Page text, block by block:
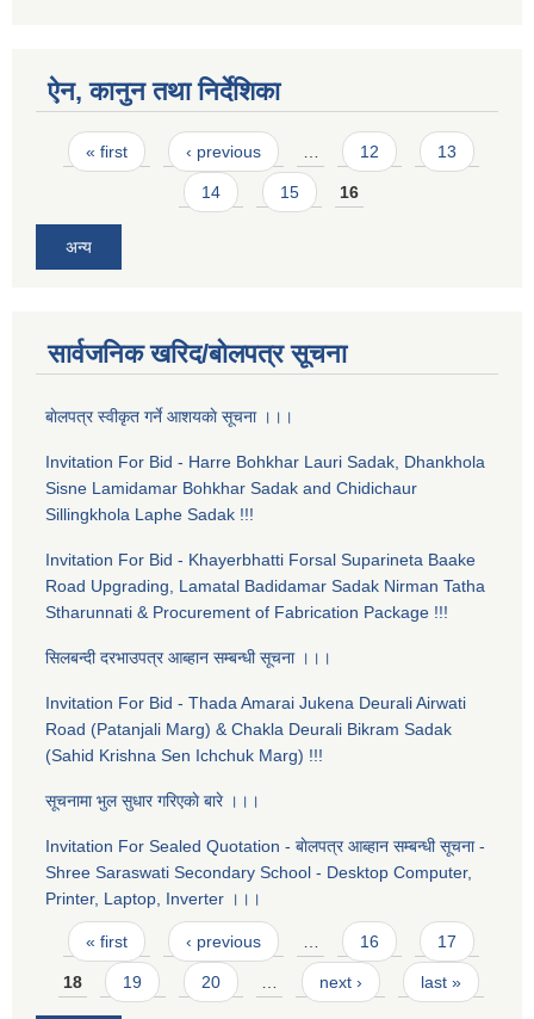
ऐन, कानुन तथा निर्देशिका
Pages
« first ‹ previous 12 13
14 15 16
अन्य
सार्वजनिक खरिद/बोलपत्र सूचना
बाेलपत्र स्वीकृत गर्ने आशयकाे सूचना ।।।
Invitation For Bid - Harre Bohkhar Lauri Sadak, Dhankhola
Sisne Lamidamar Bohkhar Sadak and Chidichaur
Sillingkhola Laphe Sadak !!!
Invitation For Bid - Khayerbhatti Forsal Suparineta Baake
Road Upgrading, Lamatal Badidamar Sadak Nirman Tatha
Stharunnati & Procurement of Fabrication Package !!!
सिलबन्दी दरभाउपत्र आब्हान सम्बन्धी सूचना ।।।
Invitation For Bid - Thada Amarai Jukena Deurali Airwati
Road (Patanjali Marg) & Chakla Deurali Bikram Sadak
(Sahid Krishna Sen Ichchuk Marg) !!!
सूचनामा भुल सुधार गरिएकाे बारे ।।।
Invitation For Sealed Quotation - बाेलपत्र आब्हान सम्बन्धी सूचना -
Shree Saraswati Secondary School - Desktop Computer,
Printer, Laptop, Inverter ।।।
Pages
« first ‹ previous … 16 17
18 19 20 … next › last »